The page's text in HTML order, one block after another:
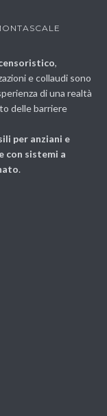
,
e collaudi sono
di una realtà
delle barriere
per anziani e
con sistemi a
.